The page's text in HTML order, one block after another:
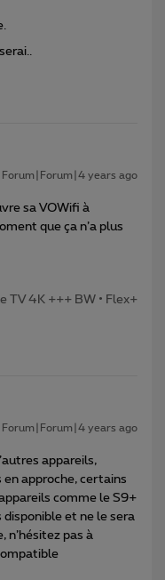
Forum|Forum|4 years ago
sa VOWifi à
que ça n’a plus
TV 4K +++ BW • Flex+
Forum|Forum|4 years ago
appareils,
en approche, certains
comme le S9+
disponible et ne le sera
n’hésitez pas à